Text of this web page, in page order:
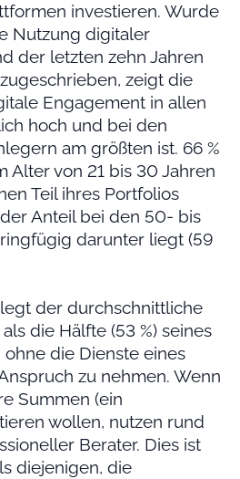
investieren. Wurde
Nutzung digitaler
der letzten zehn Jahren
zeigt die
Engagement in allen
hoch und bei den
am größten ist. 66 %
Alter von 21 bis 30 Jahren
Teil ihres Portfolios
Anteil bei den 50- bis
darunter liegt (59
der durchschnittliche
die Hälfte (53 %) seines
die Dienste eines
zu nehmen. Wenn
Summen (ein
wollen, nutzen rund
Berater. Dies ist
diejenigen, die